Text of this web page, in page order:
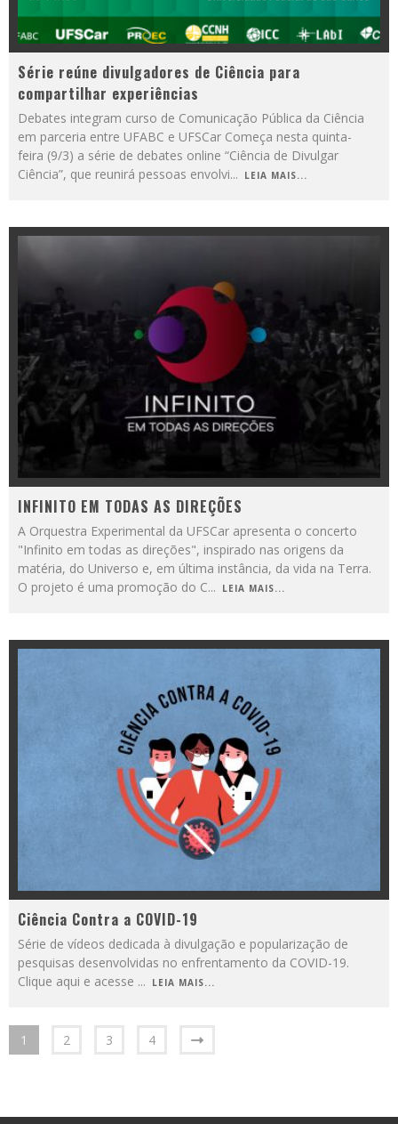
Série reúne divulgadores de Ciência para
compartilhar experiências
Debates integram curso de Comunicação Pública da Ciência
em parceria entre UFABC e UFSCar Começa nesta quinta-
feira (9/3) a série de debates online “Ciência de Divulgar
Ciência”, que reunirá pessoas envolvi... LEIA MAIS...
INFINITO EM TODAS AS DIREÇÕES
A Orquestra Experimental da UFSCar apresenta o concerto
"Infinito em todas as direções", inspirado nas origens da
matéria, do Universo e, em última instância, da vida na Terra.
O projeto é uma promoção do C... LEIA MAIS...
Ciência Contra a COVID-19
Série de vídeos dedicada à divulgação e popularização de
pesquisas desenvolvidas no enfrentamento da COVID-19.
Clique aqui e acesse ... LEIA MAIS...
1 2 3 4